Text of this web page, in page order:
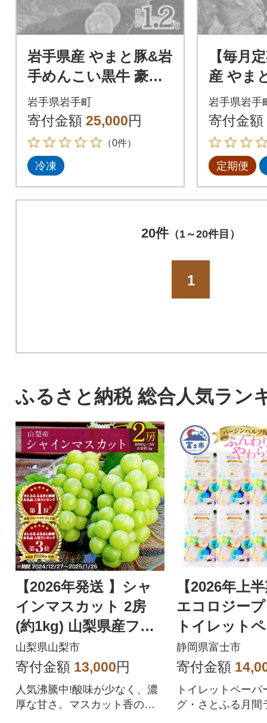
岩手県産 やまと豚&岩
手めんこい黒牛 豪華
ブランド肉セット 計
1.2kg
岩手県岩手町
寄付金額 25,000円
（0件）
冷凍
【毎月
産 やま
んこい
ンド肉
岩手県岩手
寄付金額
定期便
20件（1～20件目）
1
ふるさと納税 総合人気ラン
【2026年発送 】シャ
インマスカット 2房
(約1kg) 山梨県産フル
ーツ 人気のぶどう
山梨県山梨市
寄付金額 13,000円
人気沸騰中!酸味が少なく、濃
厚な甘さ。マスカット香の芳
【2026年上
エコロジー
トイレット
ダブル 96ロ
品 人気
静岡県富士市
寄付金額
トイレットペーパ
グ・さとふる月間